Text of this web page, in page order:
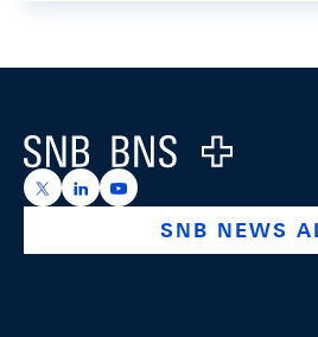
Logo
https://x.com/snb_bns
https://ch.linkedin.com/
https://
SNB NEWS